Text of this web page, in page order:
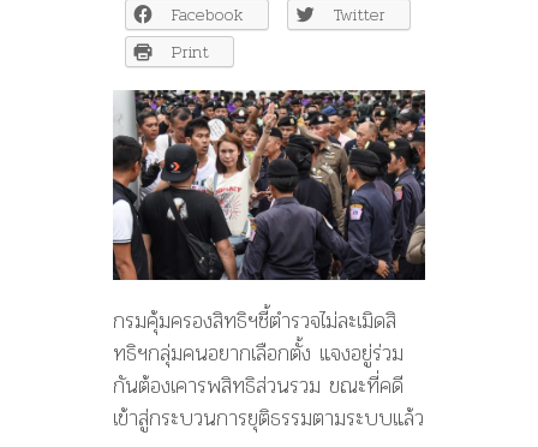
ทธิฯ
ตำรวจ
ไม่
ละเมิด
สิ
ทธิฯ
ม็อบ
แจง
อยู่
ร่วม
ต้อง
เคารพ
สิทธิ
ส่วน
รวม
Facebook
Twitter
Print
กรมคุ้มครองสิทธิฯชี้ตำรวจไม่ละเมิดสิ
ทธิฯกลุ่มคนอยากเลือกตั้ง แจงอยู่ร่วม
กันต้องเคารพสิทธิส่วนรวม ขณะที่คดี
เข้าสู่กระบวนการยุติธรรมตามระบบแล้ว